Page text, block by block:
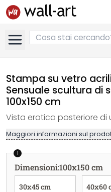
Stampa su vetro
Sensuale scultura di
100x150 cm
Vista erotica posteriore di
Maggiori informazioni sul
1
Dimensioni:100x150 cm
30x45 cm 40x60